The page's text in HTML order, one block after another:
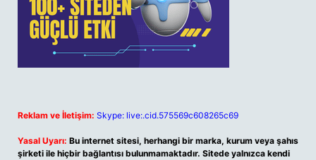
Reklam ve İletişim: Skype: live:.cid.575569c608265c69
Yasal Uyarı: Bu internet sitesi, herhangi bir marka, kurum veya şahıs
şirketi ile hiçbir bağlantısı bulunmamaktadır. Sitede yalnızca kendi